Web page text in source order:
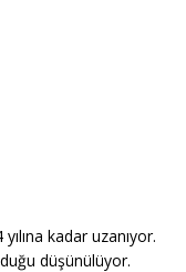
kadar uzanıyor.
düşünülüyor.